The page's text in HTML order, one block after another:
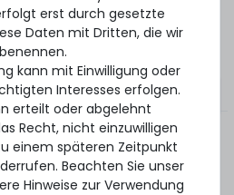
Hardware
prüfen Sie die Kompatibilität
auf Ihr System bzw.
erst durch gesetzte
Daten mit Dritten, die wir
kann mit Einwilligung oder
Interesses erfolgen.
erteilt oder abgelehnt
Recht, nicht einzuwilligen
einem späteren Zeitpunkt
Beachten Sie unser
Hinweise zur Verwendung